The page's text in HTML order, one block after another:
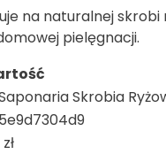
na naturalnej
pielęgnacji.
Skrobia